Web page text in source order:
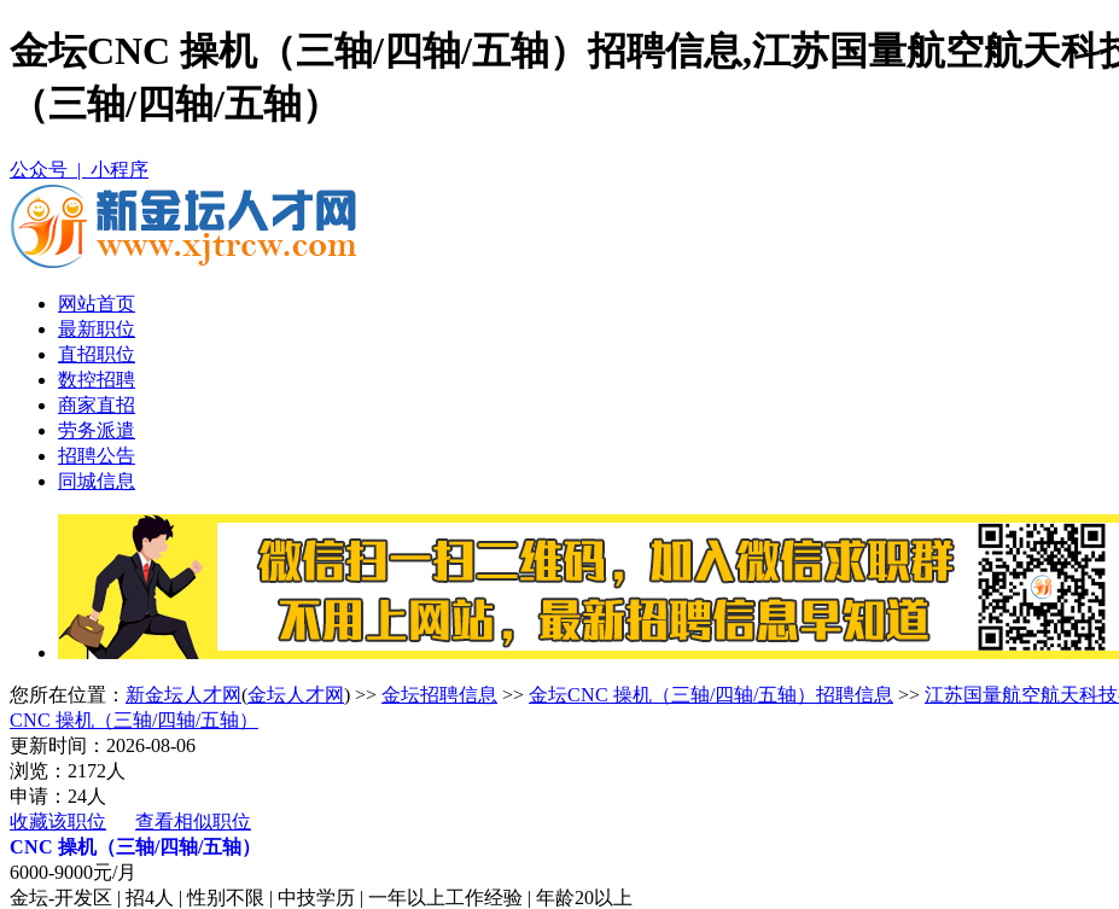
金坛CNC 操机（三轴/四轴/五轴）招聘信息,江苏国量航空航天科
（三轴/四轴/五轴）
公众号 | 小程序
网站首页
最新职位
直招职位
数控招聘
商家直招
劳务派遣
招聘公告
同城信息
您所在位置： 新金坛人才网(金坛人才网) >> 金坛招聘信息 >> 金坛CNC 操机（三轴/四轴/五轴）招聘信息 >> 江苏国量航空航天科
CNC 操机（三轴/四轴/五轴）
更新时间：2026-08-06
浏览：2172人
申请：24人
收藏该职位
查看相似职位
CNC 操机（三轴/四轴/五轴）
6000-9000元/月
金坛-开发区 | 招4人 | 性别不限 | 中技学历 | 一年以上工作经验 | 年龄20以上